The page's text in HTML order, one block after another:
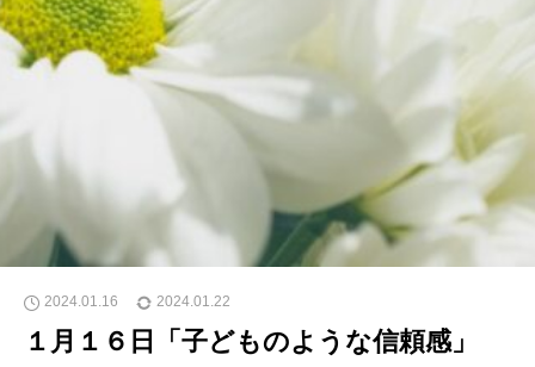
2024.01.16 2024.01.22
１月１６日「子どものような信頼感」